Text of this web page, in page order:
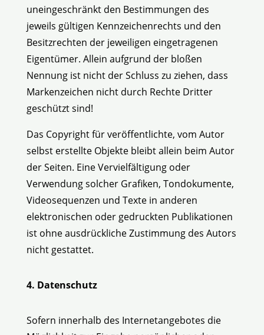
uneingeschränkt den Bestimmungen des
jeweils gültigen Kennzeichenrechts und den
Besitzrechten der jeweiligen eingetragenen
Eigentümer. Allein aufgrund der bloßen
Nennung ist nicht der Schluss zu ziehen, dass
Markenzeichen nicht durch Rechte Dritter
geschützt sind!
Das Copyright für veröffentlichte, vom Autor
selbst erstellte Objekte bleibt allein beim Autor
der Seiten. Eine Vervielfältigung oder
Verwendung solcher Grafiken, Tondokumente,
Videosequenzen und Texte in anderen
elektronischen oder gedruckten Publikationen
ist ohne ausdrückliche Zustimmung des Autors
nicht gestattet.
4. Datenschutz
Sofern innerhalb des Internetangebotes die